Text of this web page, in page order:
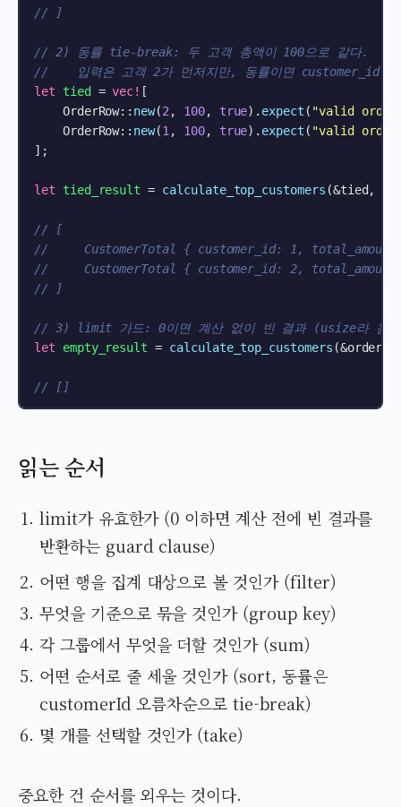
// ]
// 2) 동률 tie-break: 두 고객 총액이 100으로 같다.
//    입력은 고객 2가 먼저지만, 동률이면 customer_id 오
let tied = vec! [
    OrderRow::
new(2 , 100, true). expect ( "valid
    OrderRow::
new(1 , 100, true). expect ( "valid
];
let tied_result = calculate_top_customers (&tied,
// [
//     CustomerTotal { customer_id: 1,
//     CustomerTotal { customer_id: 2,
// ]
// 3) limit 가드: 0이면 계산 없이 빈 결과 (usize라 음수
let
empty_result = calculate_top_customers
// []
읽는 순서
limit가 유효한가 (0 이하면 계산 전에 빈 결과를
반환하는 guard clause)
어떤 행을 집계 대상으로 볼 것인가 (filter)
무엇을 기준으로 묶을 것인가 (group key)
각 그룹에서 무엇을 더할 것인가 (sum)
어떤 순서로 줄 세울 것인가 (sort, 동률은
customerId 오름차순으로 tie-break)
몇 개를 선택할 것인가 (take)
중요한 건 순서를 외우는 것이다.